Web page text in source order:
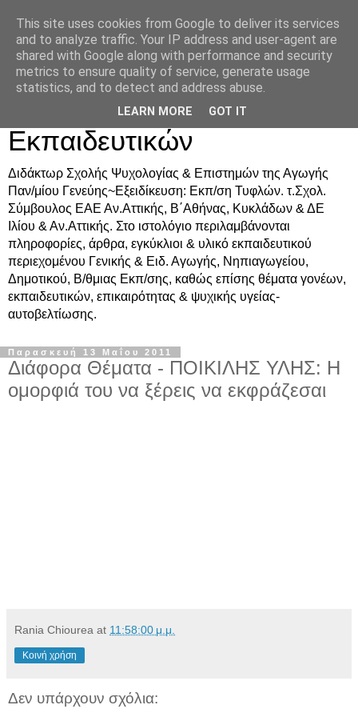
Δρ. Ράνια Χιουρέα-
Συμβουλευτική &
Υποστήριξη Γονέων &
Εκπαιδευτικών
Διδάκτωρ Σχολής Ψυχολογίας & Επιστημών της Αγωγής
Παν/μίου Γενεύης~Εξειδίκευση: Εκπ/ση Τυφλών. τ.Σχολ.
Σύμβουλος ΕΑΕ Αν.Αττικής, Β΄Αθήνας, Κυκλάδων & ΔΕ
Ιλίου & Αν.Αττικής. Στο ιστολόγιο περιλαμβάνονται
πληροφορίες, άρθρα, εγκύκλιοι & υλικό εκπαιδευτικού
περιεχομένου Γενικής & Ειδ. Αγωγής, Νηπιαγωγείου,
Δημοτικού, Β/θμιας Εκπ/σης, καθώς επίσης θέματα γονέων,
εκπαιδευτικών, επικαιρότητας & ψυχικής υγείας-
αυτοβελτίωσης.
Παρασκευή 13 Μαΐου 2011
Διάφορα Θέματα - ΠΟΙΚΙΛΗΣ ΥΛΗΣ: Η
ομορφιά του να ξέρεις να εκφράζεσαι
Rania Chiourea at 11:58:00 μ.μ.
Κοινή χρήση
Δεν υπάρχουν σχόλια:
This site uses cookies from Google to deliver its services
and to analyze traffic. Your IP address and user-agent are
shared with Google along with performance and security
metrics to ensure quality of service, generate usage
statistics, and to detect and address abuse.
LEARN MORE GOT IT